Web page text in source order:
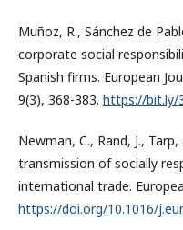
Muñoz, R., Sánchez de
corporate social
Spanish firms. European
9(3), 368-383. https://bit.ly/
Newman, C., Rand, J.,
transmission of socially
international trade.
https://doi.org/10.1016/